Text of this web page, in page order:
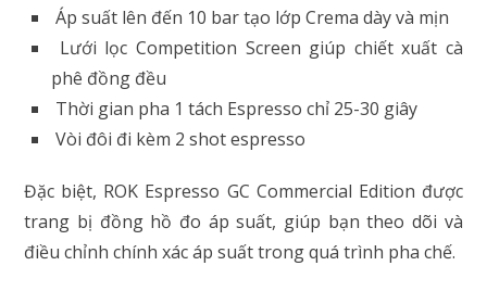
Áp suất lên đến 10 bar tạo lớp Crema dày và mịn
Lưới lọc Competition Screen giúp chiết xuất cà
phê đồng đều
Thời gian pha 1 tách Espresso chỉ 25-30 giây
Vòi đôi đi kèm 2 shot espresso
Đặc biệt, ROK Espresso GC Commercial Edition được
trang bị đồng hồ đo áp suất, giúp bạn theo dõi và
điều chỉnh chính xác áp suất trong quá trình pha chế.